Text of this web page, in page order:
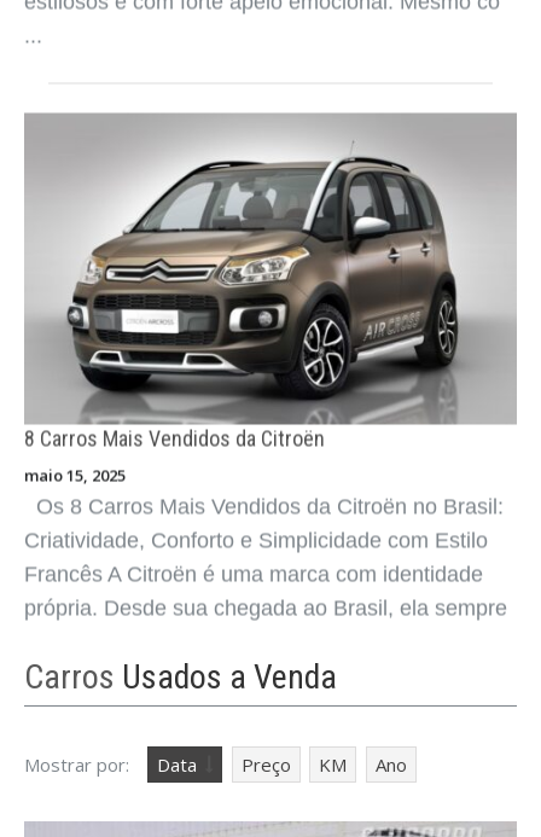
8 Carros Mais Vendidos da Citroën
maio 15, 2025
Os 8 Carros Mais Vendidos da Citroën no Brasil:
Criatividade, Conforto e Simplicidade com Estilo
Francês A Citroën é uma marca com identidade
própria. Desde sua chegada ao Brasil, ela sempre
se diferenciou por o ...
Carros Usados a Venda
Mostrar por: Data Preço KM Ano